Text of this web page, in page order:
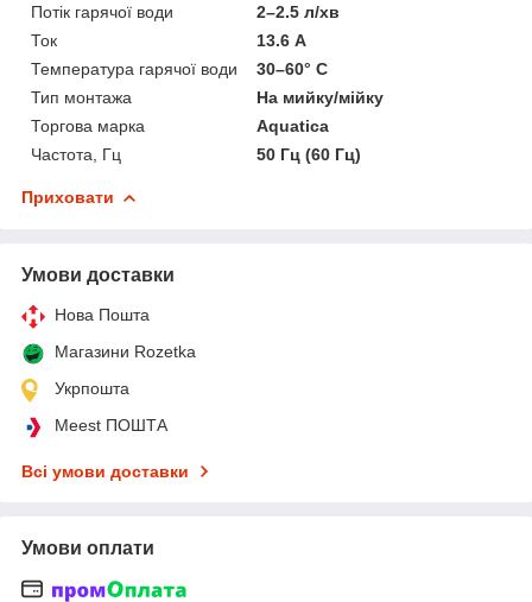
Потік гарячої води
2–2.5 л/хв
Ток
13.6 А
Температура гарячої води
30–60° С
Тип монтажа
На мийку/мійку
Торгова марка
Aquatica
Частота, Гц
50 Гц (60 Гц)
Приховати
Умови доставки
Нова Пошта
Магазини Rozetka
Укрпошта
Meest ПОШТА
Всі умови доставки
Умови оплати